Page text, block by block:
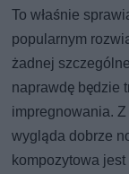
To właśnie
popularnym
żadnej
naprawdę będzie
impregnowania.
wygląda dobrze
kompozytowa